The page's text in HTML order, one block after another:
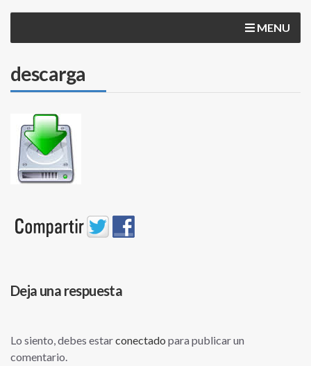
MENU
descarga
Deja una respuesta
Lo siento, debes estarconectado para publicar un
comentario.